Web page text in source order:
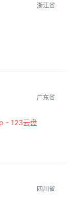
浙江省
广东省
- 123云盘
四川省